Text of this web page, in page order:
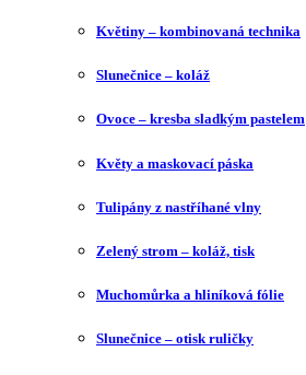
Květiny – kombinovaná technika
Slunečnice – koláž
Ovoce – kresba sladkým pastelem
Květy a maskovací páska
Tulipány z nastříhané vlny
Zelený strom – koláž, tisk
Muchomůrka a hliníková fólie
Slunečnice – otisk ruličky